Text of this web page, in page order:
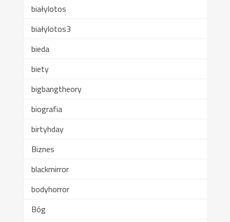
białylotos
białylotos3
bieda
biety
bigbangtheory
biografia
birtyhday
Biznes
blackmirror
bodyhorror
Bóg